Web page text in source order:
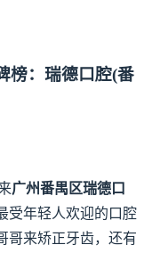
榜：瑞德口腔(番
广州番禺区瑞德口
受年轻人欢迎的口腔
哥来矫正牙齿，还有